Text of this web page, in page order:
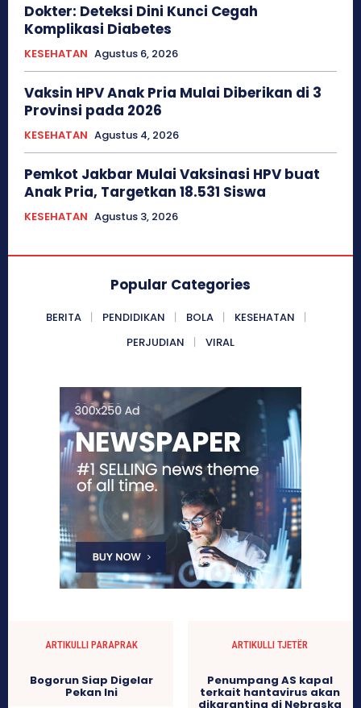
Dokter: Deteksi Dini Kunci Cegah
Komplikasi Diabetes
KESEHATAN Agustus 6, 2026
Vaksin HPV Anak Pria Mulai Diberikan di 3
Provinsi pada 2026
KESEHATAN Agustus 4, 2026
Pemkot Jakbar Mulai Vaksinasi HPV buat
Anak Pria, Targetkan 18.531 Siswa
KESEHATAN Agustus 3, 2026
Popular Categories
BERITA PENDIDIKAN BOLA
KESEHATAN
PERJUDIAN
VIRAL
ARTIKULLI PARAPRAK
Bogorun Siap Digelar
Pekan Ini
ARTIKULLI TJETËR
Penumpang AS kapal
terkait hantavirus akan
dikarantina di Nebraska